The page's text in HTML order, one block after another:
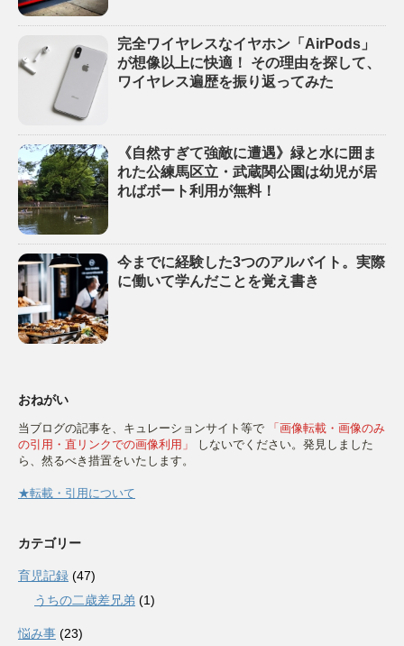
完全ワイヤレスなイヤホン「AirPods」
が想像以上に快適！ その理由を探して、
ワイヤレス遍歴を振り返ってみた
《自然すぎて強敵に遭遇》緑と水に囲ま
れた公練馬区立・武蔵関公園は幼児が居
ればボート利用が無料！
今までに経験した3つのアルバイト。実際
に働いて学んだことを覚え書き
おねがい
当ブログの記事を、キュレーションサイト等で
「画像転載・画像のみ
の引用・直リンクでの画像利用」
しないでください。発見しました
ら、然るべき措置をいたします。
★転載・引用について
カテゴリー
育児記録 (47)
うちの二歳差兄弟 (1)
悩み事 (23)